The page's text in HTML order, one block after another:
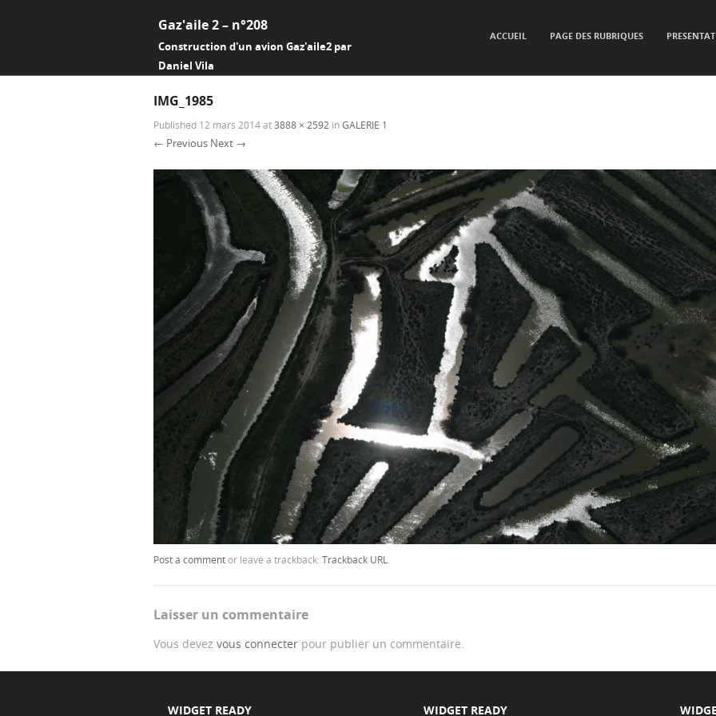
Gaz'aile 2 – n°208
Construction d'un avion Gaz'aile2 par
Daniel Vila
ACCUEIL PAGE DES RUBRIQUES
IMG_1985
Published 12 mars 2014at3888 × 2592 inGALERIE 1
← Previous Next →
Post a commentor leave a trackback: Trackback URL
Laisser un commentaire
Vous devez vous connecter pour publier un commentaire.
WIDGET READY WIDGET READY